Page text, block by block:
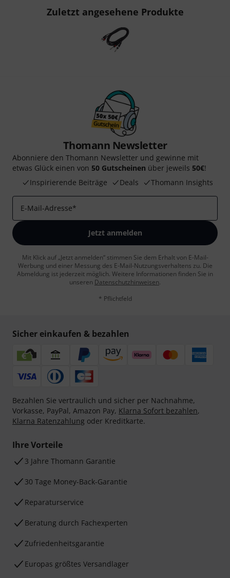
Zuletzt angesehene Produkte
Thomann Newsletter
Abonniere den Thomann Newsletter und gewinne mit
etwas Glück einen von 50 Gutscheinen über jeweils 50€!
Inspirierende Beiträge
Deals Thomann Insights
E-Mail-Adresse*
Jetzt anmelden
Mit Klick auf „Jetzt anmelden“ stimmen Sie dem Erhalt von E-Mail-
Werbung und einer Messung des E-Mail-Nutzungsverhaltens zu. Die
Abmeldung ist jederzeit möglich. Weitere Informationen finden Sie in
unseren Datenschutzhinweisen.
* Pflichtfeld
Sicher einkaufen & bezahlen
Bezahlen Sie vertraulich und sicher per Nachnahme,
Vorkasse, PayPal, Amazon Pay, Klarna Sofort bezahlen,
Klarna Ratenzahlung oder Kreditkarte.
Ihre Vorteile
3 Jahre Thomann Garantie
30 Tage Money-Back-Garantie
Reparaturservice
Beratung durch Fachexperten
Zufriedenheitsgarantie
Europas größtes Versandlager